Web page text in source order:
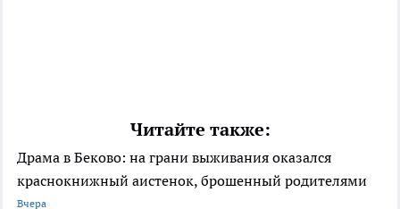
Читайте также:
Драма в Беково: на грани выживания оказался
краснокнижный аистенок, брошенный родителями
Вчера